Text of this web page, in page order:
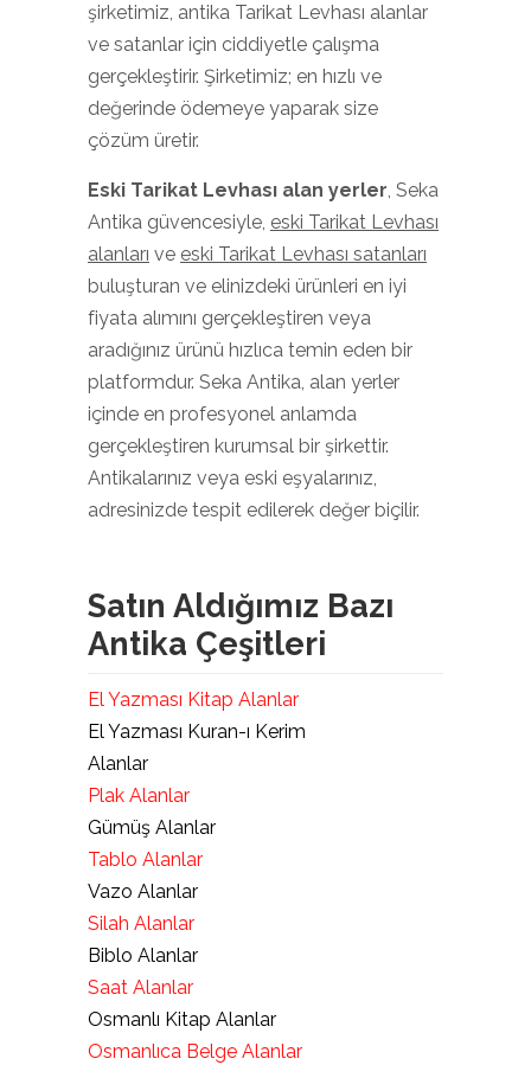
şirketimiz, antika Tarikat Levhası alanlar
ve satanlar için ciddiyetle çalışma
gerçekleştirir. Şirketimiz; en hızlı ve
değerinde ödemeye yaparak size
çözüm üretir.
Eski Tarikat Levhası alan yerler, Seka
Antika güvencesiyle, eski Tarikat Levhası
alanları ve eski Tarikat Levhası satanları
buluşturan ve elinizdeki ürünleri en iyi
fiyata alımını gerçekleştiren veya
aradığınız ürünü hızlıca temin eden bir
platformdur. Seka Antika, alan yerler
içinde en profesyonel anlamda
gerçekleştiren kurumsal bir şirkettir.
Antikalarınız veya eski eşyalarınız,
adresinizde tespit edilerek değer biçilir.
Satın Aldığımız Bazı
Antika Çeşitleri
El Yazması Kitap Alanlar
El Yazması Kuran-ı Kerim
Alanlar
Plak Alanlar
Gümüş Alanlar
Tablo Alanlar
Vazo Alanlar
Silah Alanlar
Biblo Alanlar
Saat Alanlar
Osmanlı Kitap Alanlar
Osmanlıca Belge Alanlar